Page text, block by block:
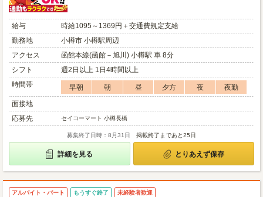
給与
時給1095～1369円＋交通費規定支給
勤務地
小樽市 小樽駅周辺
アクセス
函館本線(函館－旭川) 小樽駅 車 8分
シフト
週2日以上 1日4時間以上
時間帯
早朝 朝 昼 夕方 夜
夜勤
面接地
応募先
セイコーマート 小樽長橋
募集終了日時：8月31日 掲載終了まであと25日
詳細を見る とりあえず保存
アルバイト・パート もうすぐ終了 未経験者歓迎